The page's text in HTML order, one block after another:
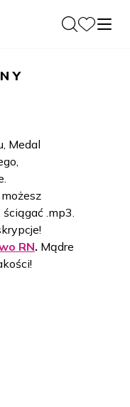
Medal
.mp3.
RN. Mądre